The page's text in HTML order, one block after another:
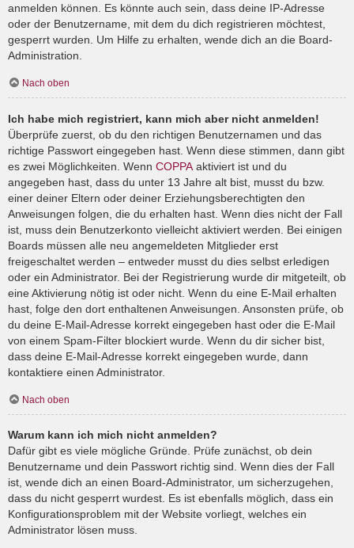
anmelden können. Es könnte auch sein, dass deine IP-Adresse
oder der Benutzername, mit dem du dich registrieren möchtest,
gesperrt wurden. Um Hilfe zu erhalten, wende dich an die Board-
Administration.
Nach oben
Ich habe mich registriert, kann mich aber nicht anmelden!
Überprüfe zuerst, ob du den richtigen Benutzernamen und das
richtige Passwort eingegeben hast. Wenn diese stimmen, dann gibt
es zwei Möglichkeiten. Wenn COPPA aktiviert ist und du
angegeben hast, dass du unter 13 Jahre alt bist, musst du bzw.
einer deiner Eltern oder deiner Erziehungsberechtigten den
Anweisungen folgen, die du erhalten hast. Wenn dies nicht der Fall
ist, muss dein Benutzerkonto vielleicht aktiviert werden. Bei einigen
Boards müssen alle neu angemeldeten Mitglieder erst
freigeschaltet werden – entweder musst du dies selbst erledigen
oder ein Administrator. Bei der Registrierung wurde dir mitgeteilt, ob
eine Aktivierung nötig ist oder nicht. Wenn du eine E-Mail erhalten
hast, folge den dort enthaltenen Anweisungen. Ansonsten prüfe, ob
du deine E-Mail-Adresse korrekt eingegeben hast oder die E-Mail
von einem Spam-Filter blockiert wurde. Wenn du dir sicher bist,
dass deine E-Mail-Adresse korrekt eingegeben wurde, dann
kontaktiere einen Administrator.
Nach oben
Warum kann ich mich nicht anmelden?
Dafür gibt es viele mögliche Gründe. Prüfe zunächst, ob dein
Benutzername und dein Passwort richtig sind. Wenn dies der Fall
ist, wende dich an einen Board-Administrator, um sicherzugehen,
dass du nicht gesperrt wurdest. Es ist ebenfalls möglich, dass ein
Konfigurationsproblem mit der Website vorliegt, welches ein
Administrator lösen muss.